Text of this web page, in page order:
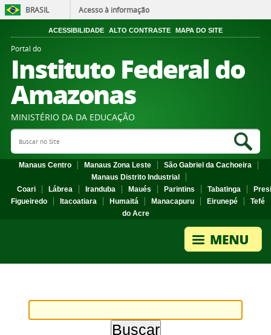
BRASIL Acesso à informação
ACESSIBILIDADE ALTO CONTRASTE MAPA DO SITE
Portal do
Instituto Federal do
Amazonas
MINISTÉRIO DA DA EDUCAÇÃO
Search Site
Manaus Centro Manaus Zona Leste
São Gabriel da Cachoeira
Manaus Distrito Industrial
Coari
Lábrea Iranduba Maués Parintins Tabatinga
Figueiredo
Itacoatiara Humaitá Manacapuru Eirunepé
Tefé
do Acre